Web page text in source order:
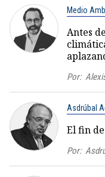
Medio
Antes
Por:
Asdrúbal
El fin
Por: